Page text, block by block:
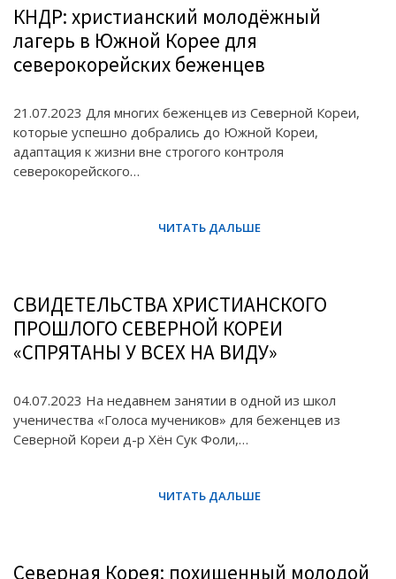
КНДР: христианский молодёжный
лагерь в Южной Корее для
северокорейских беженцев
21.07.2023 Для многих беженцев из Северной Кореи,
которые успешно добрались до Южной Кореи,
адаптация к жизни вне строгого контроля
северокорейского…
СВИДЕТЕЛЬСТВА ХРИСТИАНСКОГО
ПРОШЛОГО СЕВЕРНОЙ КОРЕИ
«СПРЯТАНЫ У ВСЕХ НА ВИДУ»
04.07.2023 На недавнем занятии в одной из школ
ученичества «Голоса мучеников» для беженцев из
Северной Кореи д-р Хён Сук Фоли,…
Северная Корея: похищенный молодой